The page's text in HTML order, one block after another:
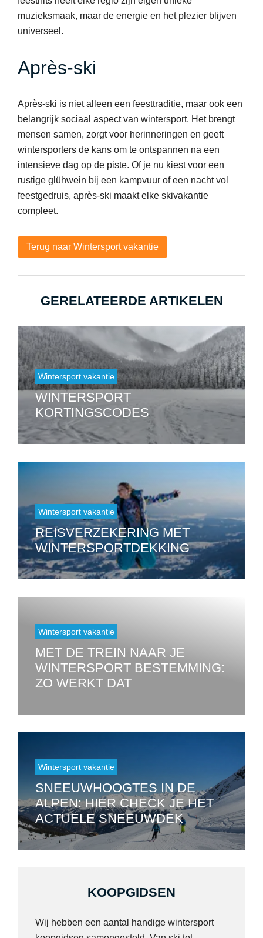
muzieksmaak, maar de energie en het plezier blijven
universeel.
Après-ski
Après-ski is niet alleen een feesttraditie, maar ook een
belangrijk sociaal aspect van wintersport. Het brengt
mensen samen, zorgt voor herinneringen en geeft
wintersporters de kans om te ontspannen na een
intensieve dag op de piste. Of je nu kiest voor een
rustige glühwein bij een kampvuur of een nacht vol
feestgedruis, après-ski maakt elke skivakantie
compleet.
Terug naar Wintersport vakantie
GERELATEERDE ARTIKELEN
Wintersport vakantie
WINTERSPORT
KORTINGSCODES
Wintersport vakantie
REISVERZEKERING MET
WINTERSPORTDEKKING
Wintersport vakantie
MET DE TREIN NAAR JE
WINTERSPORT BESTEMMING:
ZO WERKT DAT
Wintersport vakantie
SNEEUWHOOGTES IN DE
ALPEN: HIER CHECK JE HET
ACTUELE SNEEUWDEK
KOOPGIDSEN
Wij hebben een aantal handige wintersport